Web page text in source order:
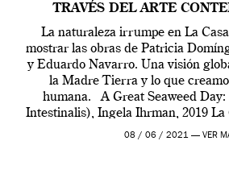
TRAVÉS DEL ARTE
La naturaleza irrumpe en La
mostrar las obras de Patricia
y Eduardo Navarro. Una visión
la Madre Tierra y lo que
humana. A Great Seaweed
Intestinalis), Ingela Ihrman, 2019 La
Madrid y la
08 / 06 / 2021 — VER